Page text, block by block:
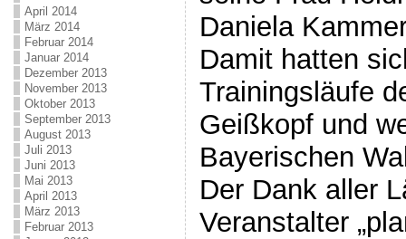
April 2014
März 2014
Februar 2014
Januar 2014
Dezember 2013
November 2013
Oktober 2013
September 2013
August 2013
Juli 2013
Juni 2013
Mai 2013
April 2013
März 2013
Februar 2013
Daniela
Damit hatten
Trainingsläufe
Geißkopf und
Bayerischen
Der Dank aller
Veranstalter